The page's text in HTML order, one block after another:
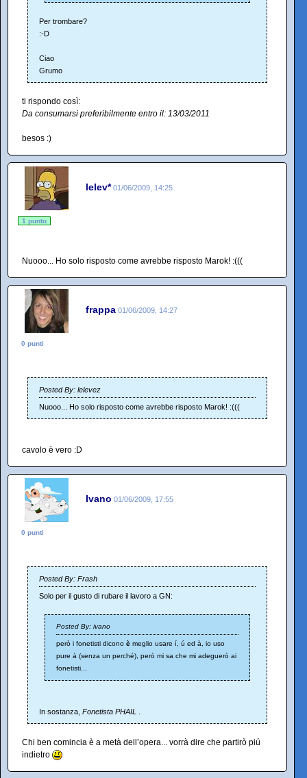
Per trombare?
:-D
Ciao
Grumo
ti rispondo così:
Da consumarsi preferibilmente entro il: 13/03/2011
besos :)
lelev* 01/06/2009, 14:25
1 punto
Nuooo... Ho solo risposto come avrebbe risposto Marok! :(((
frappa 01/06/2009, 14:27
0 punti
Posted By: lelevez
Nuooo... Ho solo risposto come avrebbe risposto Marok! :(((
cavolo è vero :D
Ivano 01/06/2009, 17:55
0 punti
Posted By: Frash
Solo per il gusto di rubare il lavoro a GN:
Posted By: ivano
però i fonetisti dicono è meglio usare í, ú ed à, io uso
pure á (senza un perché), però mi sa che mi adeguerò ai
fonetisti...
In sostanza, Fonetista PHAIL
Chi ben comincia è a metà dell’opera... vorrà dire che partirò piú
indietro